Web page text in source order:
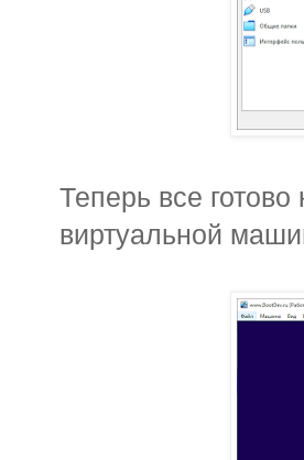
Теперь все
виртуальной